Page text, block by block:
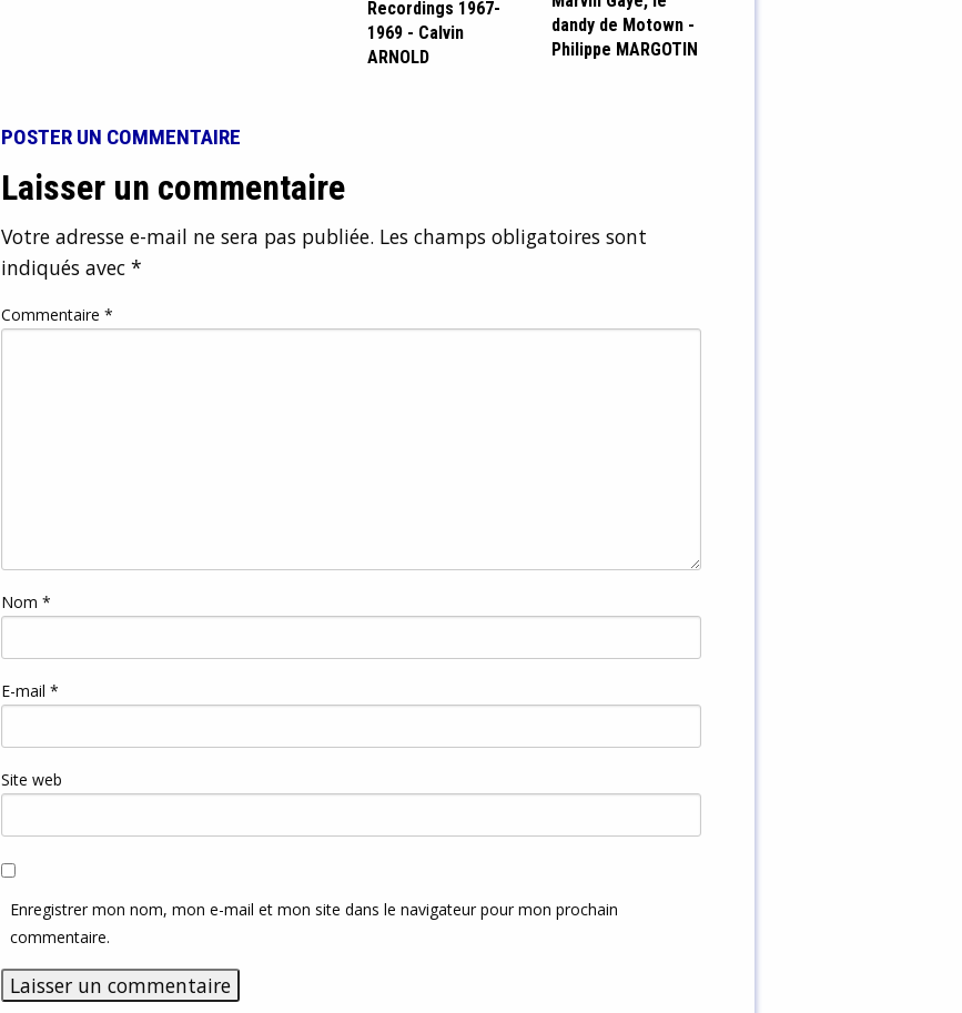
Recordings 1967-
1969 - Calvin
ARNOLD
dandy de Motown -
Philippe MARGOTIN
POSTER UN COMMENTAIRE
Laisser un commentaire
Votre adresse e-mail ne sera pas publiée. Les champs obligatoires sont
indiqués avec *
Commentaire *
Nom *
E-mail *
Site web
Enregistrer mon nom, mon e-mail et mon site dans le navigateur pour mon prochain
commentaire.